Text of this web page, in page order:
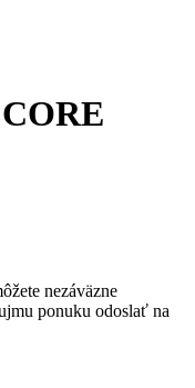
nezáväzne
ponuku odoslať na